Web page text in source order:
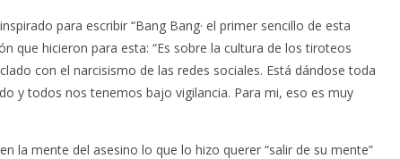
para escribir “Bang Bang· el primer sencillo de esta
que hicieron para esta: “Es sobre la cultura de los tiroteos
con el narcisismo de las redes sociales. Está dándose toda
y todos nos tenemos bajo vigilancia. Para mi, eso es muy
la mente del asesino lo que lo hizo querer “salir de su mente”